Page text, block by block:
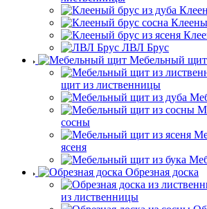
ЛВЛ Брус
Мебельный щит
щит из лиственницы
сосны
ясеня
Обрезная доска
из лиственницы